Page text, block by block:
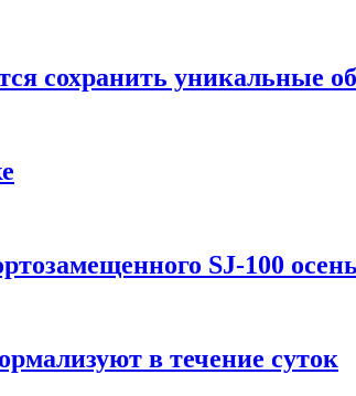
сохранить уникальные
SJ-100
в течение суток